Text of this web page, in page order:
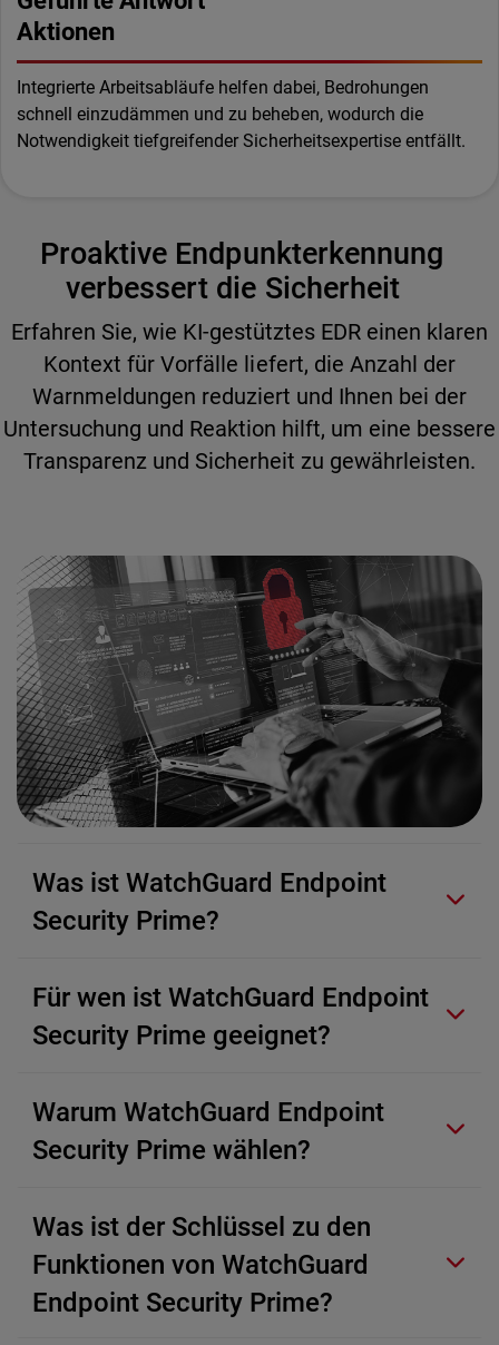
Aktionen
Integrierte Arbeitsabläufe helfen dabei, Bedrohungen
schnell einzudämmen und zu beheben, wodurch die
Notwendigkeit tiefgreifender Sicherheitsexpertise entfällt.
Proaktive Endpunkterkennung
verbessert die Sicherheit
Erfahren Sie, wie KI-gestütztes EDR einen klaren
Kontext für Vorfälle liefert, die Anzahl der
Warnmeldungen reduziert und Ihnen bei der
Untersuchung und Reaktion hilft, um eine bessere
Transparenz und Sicherheit zu gewährleisten.
Was ist WatchGuard Endpoint
Security Prime?
Für wen ist WatchGuard Endpoint
Security Prime geeignet?
Warum WatchGuard Endpoint
Security Prime wählen?
Was ist der Schlüssel zu den
Funktionen von WatchGuard
Endpoint Security Prime?